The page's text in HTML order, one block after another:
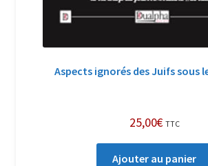
Aspects ignorés des Juifs sous
25,00€ TTC
Ajouter au panier